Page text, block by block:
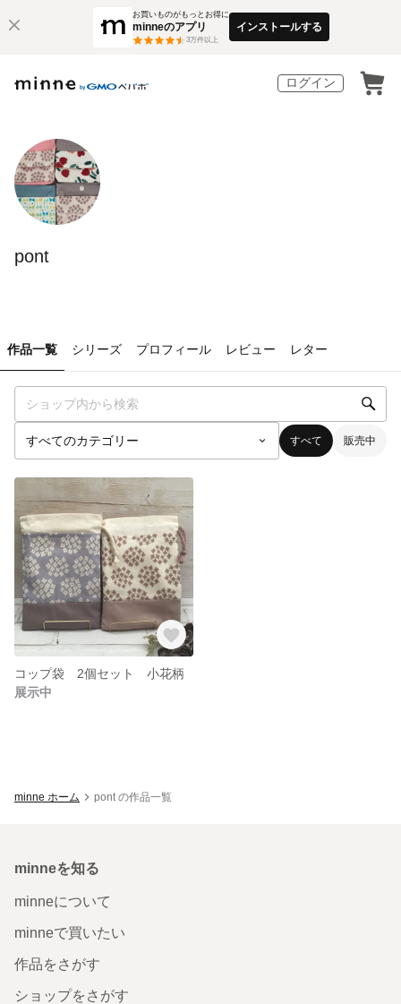
お買いものがもっとお得に
minneのアプリ
3万件以上
インストールする
ログイン
pont
作品一覧 シリーズ プロフィール レビュー レター
すべて 販売中
コップ袋 2個セット 小花柄
展示中
minne ホーム pont の作品一覧
minneを知る
minneについて
minneで買いたい
作品をさがす
ショップをさがす